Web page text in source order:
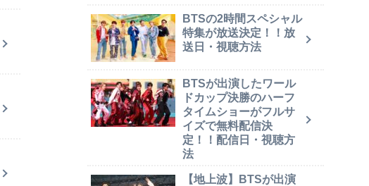
BTSの2時間スペシャル
特集が放送決定！！放
送日・視聴方法
BTSが出演したワール
ドカップ決勝のハーフ
タイムショーがフルサ
イズで無料配信決
定！！配信日・視聴方
法
【地上波】BTSが出演